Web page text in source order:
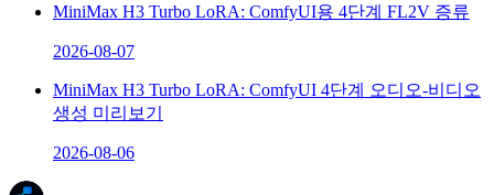
MiniMax H3 Turbo LoRA: ComfyUI용 4단계 FL2V 증류
2026-08-07
MiniMax H3 Turbo LoRA: ComfyUI 4단계 오디오-비디오
생성 미리보기
2026-08-06